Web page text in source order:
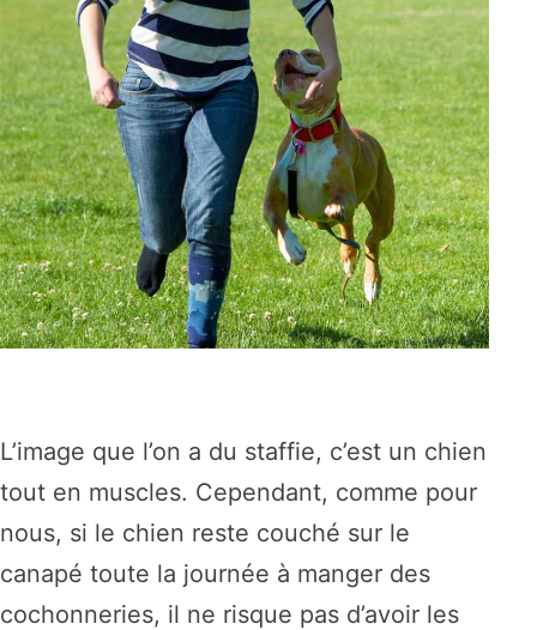
L’image que l’on a du staffie, c’est un chien
tout en muscles. Cependant, comme pour
nous, si le chien reste couché sur le
canapé toute la journée à manger des
cochonneries, il ne risque pas d’avoir les